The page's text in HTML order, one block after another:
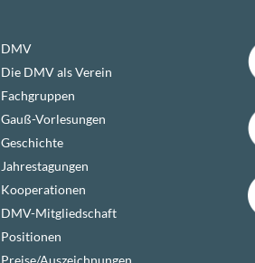
DMV
Die DMV als Verein
Fachgruppen
Gauß-Vorlesungen
Geschichte
Jahrestagungen
Kooperationen
DMV-Mitgliedschaft
Positionen
Preise/Auszeichnungen